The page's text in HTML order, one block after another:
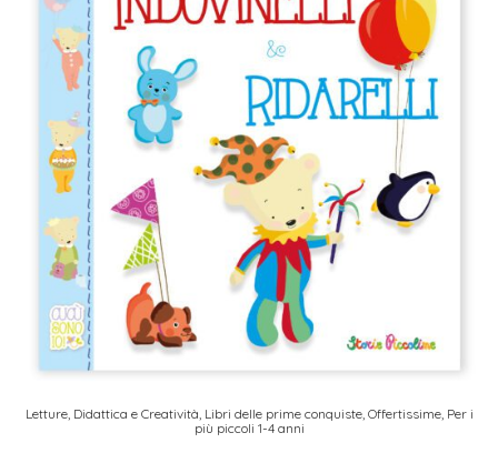
Letture, Didattica e Creatività Libri delle prime conquiste, Offertissime, Per i
più piccoli 1-4 anni